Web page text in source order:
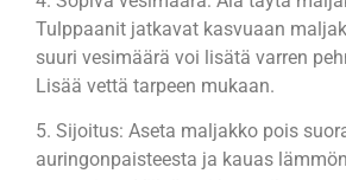
Tulppaanit jatkavat kasvuaan
suuri vesimäärä voi lisätä varren
Lisää vettä tarpeen mukaan.
5. Sijoitus: Aseta maljakko pois
auringonpaisteesta ja kauas